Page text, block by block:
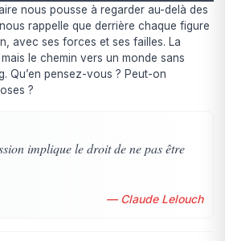
nous pousse à regarder au-delà des
rappelle que derrière chaque figure
avec ses forces et ses failles. La
le chemin vers un monde sans
Qu’en pensez-vous ? Peut-on
?
implique le droit de ne pas être
— Claude Lelouch